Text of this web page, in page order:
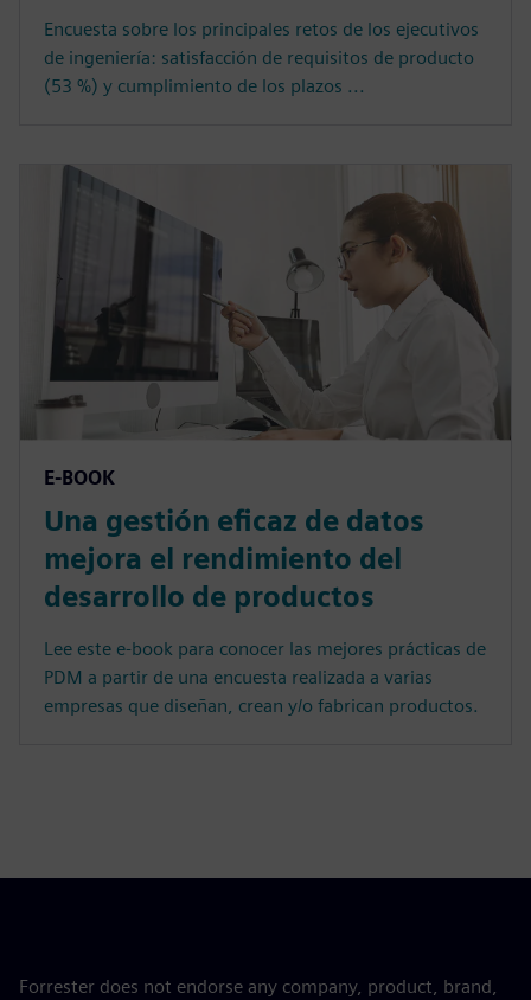
Encuesta sobre los principales retos de los ejecutivos
de ingeniería: satisfacción de requisitos de producto
(53 %) y cumplimiento de los plazos ...
E-BOOK
Una gestión eficaz de datos
mejora el rendimiento del
desarrollo de productos
Lee este e-book para conocer las mejores prácticas de
PDM a partir de una encuesta realizada a varias
empresas que diseñan, crean y/o fabrican productos.
Forrester does not endorse any company, product, brand,